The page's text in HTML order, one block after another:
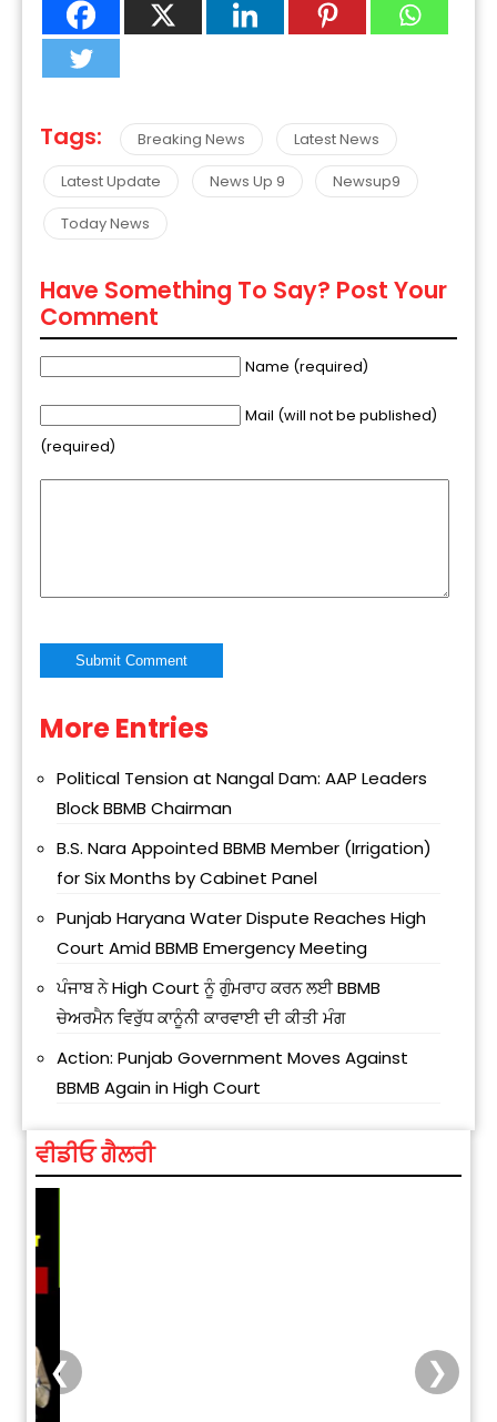
Tags: Breaking News
Latest News
Latest Update
News Up 9
Newsup9
Today News
Have Something To Say? Post Your
Comment
Name (required)
Mail (will not be published)
(required)
Alternative:
More Entries
Political Tension at Nangal Dam: AAP Leaders
Block BBMB Chairman
B.S. Nara Appointed BBMB Member (Irrigation)
for Six Months by Cabinet Panel
Punjab Haryana Water Dispute Reaches High
Court Amid BBMB Emergency Meeting
ਪੰਜਾਬ ਨੇ High Court ਨੂੰ ਗੁੰਮਰਾਹ ਕਰਨ ਲਈ BBMB
ਚੇਅਰਮੈਨ ਵਿਰੁੱਧ ਕਾਨੂੰਨੀ ਕਾਰਵਾਈ ਦੀ ਕੀਤੀ ਮੰਗ
Action: Punjab Government Moves Against
BBMB Again in High Court
ਵੀਡੀਓ ਗੈਲਰੀ
❮ ❯